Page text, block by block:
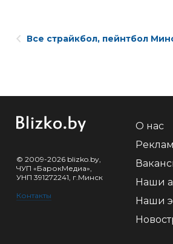
Все страйкбол, пейнтбол
© 2009-2026 blizko.by,
ЧУП «БарокМедиа»,
УНП 391272241, г.Минск
Контакты
О нас
Наши
Наши